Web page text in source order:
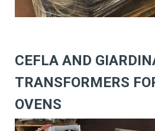
CEFLA AND
TRANSFORMERS
OVENS